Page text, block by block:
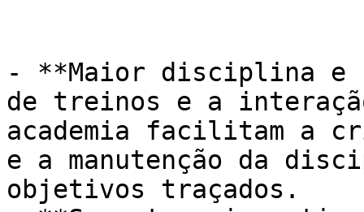
- **Maior disciplina e
de treinos e a
academia facilitam a
e a manutenção da
objetivos traçados.